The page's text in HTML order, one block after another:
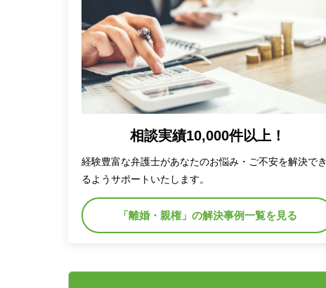
相談実績10,000件以上！
経験豊富な弁護士があなたのお悩み・ご不安を解決でき
るようサポートいたします。
「離婚・親権」の解決事例一覧を見る